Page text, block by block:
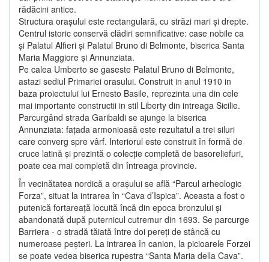
rădăcini antice.
Structura oraşului este rectangulară, cu străzi mari şi drepte.
Centrul istoric conservă clădiri semnificative: case nobile ca
şi Palatul Alfieri şi Palatul Bruno di Belmonte, biserica Santa
Maria Maggiore şi Annunziata.
Pe calea Umberto se gaseste Palatul Bruno di Belmonte,
astazi sediul Primariei orasului. Construit in anul 1910 in
baza proiectului lui Ernesto Basile, reprezinta una din cele
mai importante constructii in stil Liberty din intreaga Sicilie.
Parcurgând strada Garibaldi se ajunge la biserica
Annunziata: faţada armonioasă este rezultatul a trei siluri
care converg spre vârf. Interiorul este construit în formă de
cruce latină şi prezintă o colecţie completă de basoreliefuri,
poate cea mai completă din întreaga provincie.
În vecinătatea nordică a oraşului se află “Parcul arheologic
Forza”, situat la intrarea în “Cava d’Ispica”. Aceasta a fost o
putenică fortareaţă locuită încă din epoca bronzului şi
abandonată după puternicul cutremur din 1693. Se parcurge
Barriera - o stradă tăiată între doi pereţi de stâncă cu
numeroase peşteri. La intrarea în canion, la picioarele Forzei
se poate vedea biserica rupestra “Santa Maria della Cava”.